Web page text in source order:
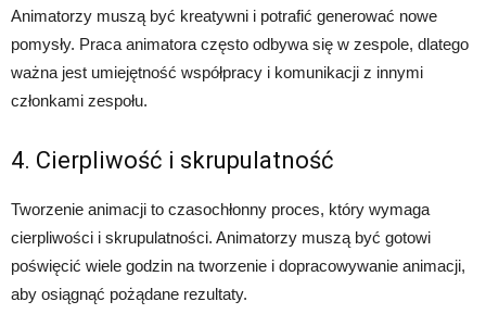
Animatorzy muszą być kreatywni i potrafić generować nowe
pomysły. Praca animatora często odbywa się w zespole, dlatego
ważna jest umiejętność współpracy i komunikacji z innymi
członkami zespołu.
4. Cierpliwość i skrupulatność
Tworzenie animacji to czasochłonny proces, który wymaga
cierpliwości i skrupulatności. Animatorzy muszą być gotowi
poświęcić wiele godzin na tworzenie i dopracowywanie animacji,
aby osiągnąć pożądane rezultaty.